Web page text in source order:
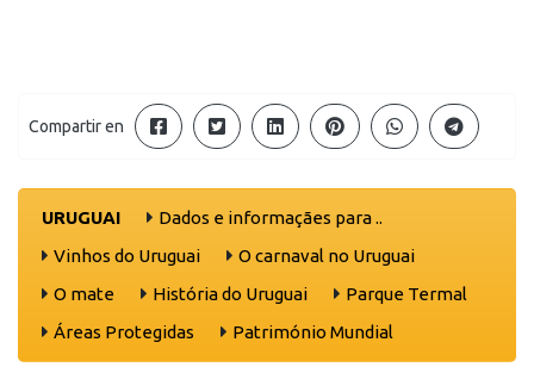
Compartir en
URUGUAI
Dados e informaçães para ..
Vinhos do Uruguai
O carnaval no Uruguai
O mate
História do Uruguai
Parque Termal
Áreas Protegidas
Património Mundial